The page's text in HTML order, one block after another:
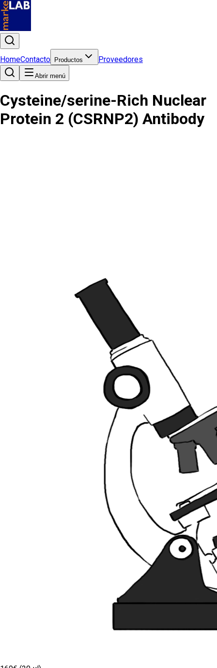
HomeContacto Productos Proveedores
Abrir menú
Cysteine/serine-Rich Nuclear
Protein 2 (CSRNP2) Antibody